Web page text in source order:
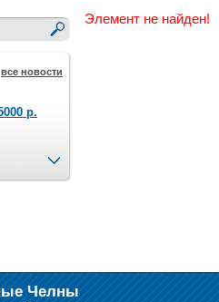
все новости
р.
Элемент не найден!
Челны